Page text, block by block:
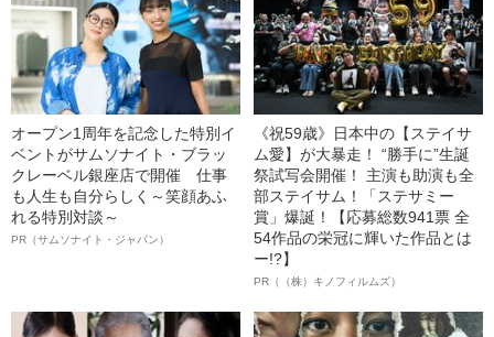
オープン1周年を記念した特別イ
ベントがサムソナイト・ブラッ
クレーベル銀座店で開催 仕事
も人生も自分らしく～笑顔あふ
れる特別対談～
PR（サムソナイト・ジャパン）
《祝59歳》日本中の【ステイサ
ム愛】が大暴走！ “勝手に”生誕
祭試写会開催！ 主演も助演も全
部ステイサム！「ステサミー
賞」爆誕！【応募総数941票 全
54作品の栄冠に輝いた作品とは
ー!?】
PR（（株）キノフィルムズ）